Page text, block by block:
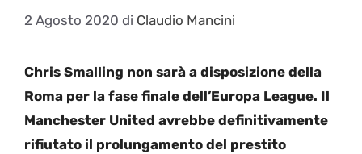
2 Agosto 2020 di Claudio Mancini
Chris Smalling non sarà a disposizione della
Roma per la fase finale dell’Europa League. Il
Manchester United avrebbe definitivamente
rifiutato il prolungamento del prestito